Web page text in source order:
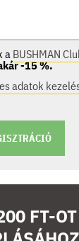
a BUSHMAN
-15 %.
adatok
FT-